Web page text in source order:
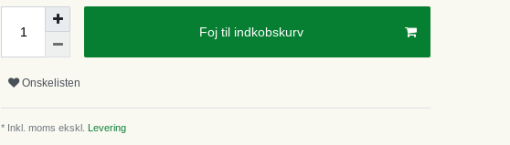
Foj til indkobskurv
Onskelisten
* Inkl. moms ekskl. Levering